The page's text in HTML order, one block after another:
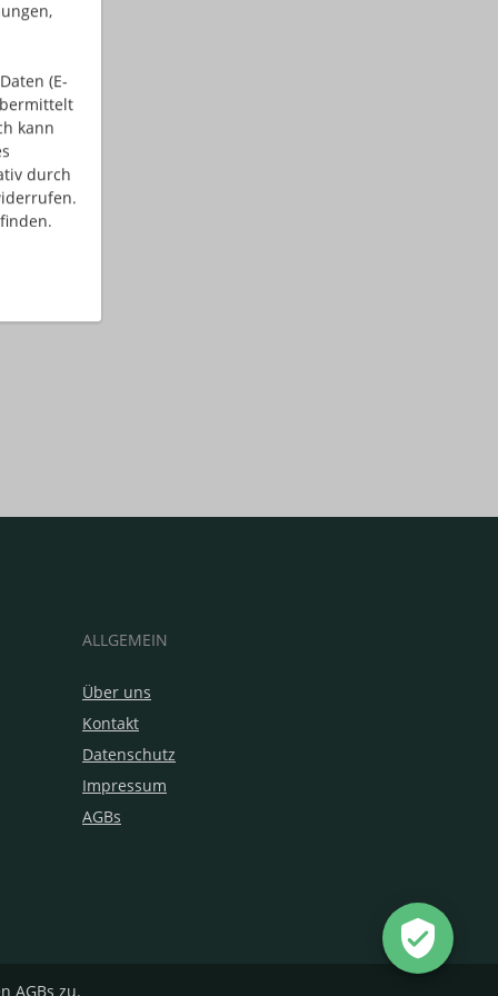
(E-
kann
durch
ALLGEMEIN
Über uns
Kontakt
Datenschutz
Impressum
AGBs
AGBs zu.